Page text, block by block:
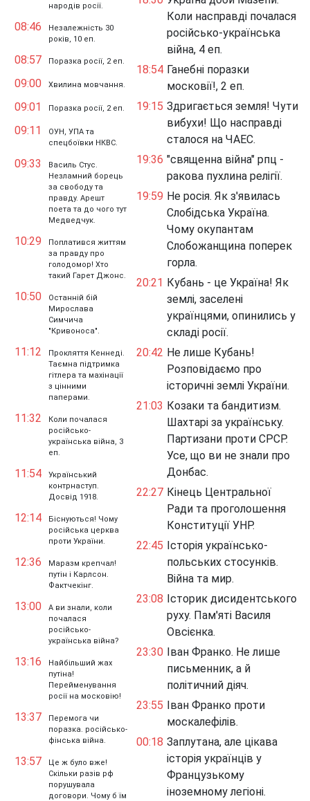
народів росії.
08:46
Незалежність 30
років, 10 еп.
08:57 Поразка росії, 2 еп.
09:00 Хвилина мовчання.
09:01 Поразка росії, 2 еп.
09:11
ОУН, УПА та
спецбоївки НКВС.
09:33
Василь Стус.
Незламний борець
за свободу та
правду. Арешт
поета та до чого тут
Медведчук.
10:29
Поплатився життям
за правду про
голодомор! Хто
такий Гарет Джонс.
10:50
Останній бій
Мирослава
Симчича
"Кривоноса".
11:12
Прокляття Кеннеді.
Таємна підтримка
гітлера та махінації
з цінними
паперами.
11:32
Коли почалася
російсько-
українська війна, 3
еп.
11:54
Український
контрнаступ.
Досвід 1918.
12:14
Біснуються! Чому
російська церква
проти України.
12:36
Маразм крепчал!
путін і Карлсон.
Фактчекінг.
13:00
А ви знали, коли
почалася
російсько-
українська війна?
13:16
Найбільший жах
путіна!
Перейменування
росії на московію!
13:37
Перемога чи
поразка. російсько-
фінська війна.
13:57
Це ж було вже!
Скільки разів рф
порушувала
договори. Чому б їм
Коли насправді почалася
російсько-українська
війна, 4 еп.
18:54 Ганебні поразки
московії!, 2 еп.
19:15 Здригається земля! Чути
вибухи! Що насправді
сталося на ЧАЕС.
19:36 "священна війна" рпц -
ракова пухлина релігії.
19:59 Не росія. Як з'явилась
Слобідська Україна.
Чому окупантам
Слобожанщина поперек
горла.
20:21 Кубань - це Україна! Як
землі, заселені
українцями, опинились у
складі росії.
20:42 Не лише Кубань!
Розповідаємо про
історичні землі України.
21:03 Козаки та бандитизм.
Шахтарі за українську.
Партизани проти СРСР.
Усе, що ви не знали про
Донбас.
22:27 Кінець Центральної
Ради та проголошення
Конституції УНР.
22:45 Історія українсько-
польських стосунків.
Війна та мир.
23:08 Історик дисидентського
руху. Пам'яті Василя
Овсієнка.
23:30 Іван Франко. Не лише
письменник, а й
політичний діяч.
23:55 Іван Франко проти
москалефілів.
00:18 Заплутана, але цікава
історія українців у
Французькому
іноземному легіоні.